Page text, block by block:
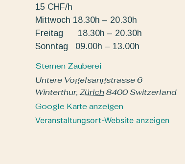
15 CHF/h
Mittwoch 18.30h – 20.30h
Freitag 18.30h – 20.30h
Sonntag 09.00h – 13.00h
Sternen Zauberei
Untere Vogelsangstrasse 6
Winterthur, Zürich8400 Switzerland
Google Karte anzeigen
Veranstaltungsort-Website anzeigen